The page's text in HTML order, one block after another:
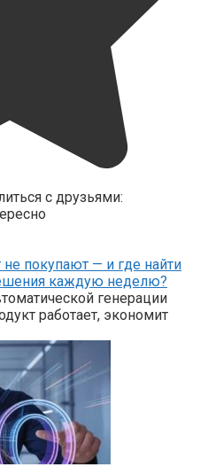
с друзьями:
покупают — и где найти
каждую неделю?
генерации
работает, экономит